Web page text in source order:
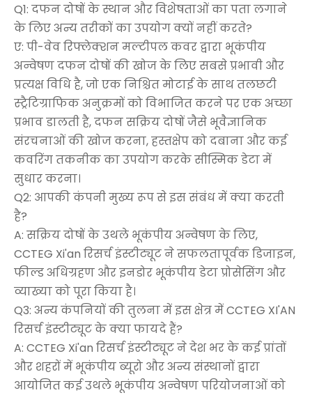
Q1: दफन दोषों के स्थान और विशेषताओं का पता लगाने
के लिए अन्य तरीकों का उपयोग क्यों नहीं करते?
ए: पी-वेव रिफ्लेक्शन मल्टीपल कवर द्वारा भूकंपीय
अन्वेषण दफन दोषों की खोज के लिए सबसे प्रभावी और
प्रत्यक्ष विधि है, जो एक निश्चित मोटाई के साथ तलछटी
स्ट्रैटिग्राफिक अनुक्रमों को विभाजित करने पर एक अच्छा
प्रभाव डालती है, दफन सक्रिय दोषों जैसे भूवैज्ञानिक
संरचनाओं की खोज करना, हस्तक्षेप को दबाना और कई
कवरिंग तकनीक का उपयोग करके सीस्मिक डेटा में
सुधार करना।
Q2: आपकी कंपनी मुख्य रूप से इस संबंध में क्या करती
है?
A: सक्रिय दोषों के उथले भूकंपीय अन्वेषण के लिए,
CCTEG Xi'an रिसर्च इंस्टीट्यूट ने सफलतापूर्वक डिजाइन,
फील्ड अधिग्रहण और इनडोर भूकंपीय डेटा प्रोसेसिंग और
व्याख्या को पूरा किया है।
Q3: अन्य कंपनियों की तुलना में इस क्षेत्र में CCTEG XI'AN
रिसर्च इंस्टीट्यूट के क्या फायदे हैं?
A: CCTEG Xi'an रिसर्च इंस्टीट्यूट ने देश भर के कई प्रांतों
और शहरों में भूकंपीय ब्यूरो और अन्य संस्थानों द्वारा
आयोजित कई उथले भूकंपीय अन्वेषण परियोजनाओं को